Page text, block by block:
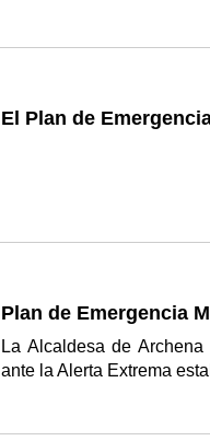
El Plan de
Plan de Emergencia
La Alcaldesa de
ante la Alerta Extrema